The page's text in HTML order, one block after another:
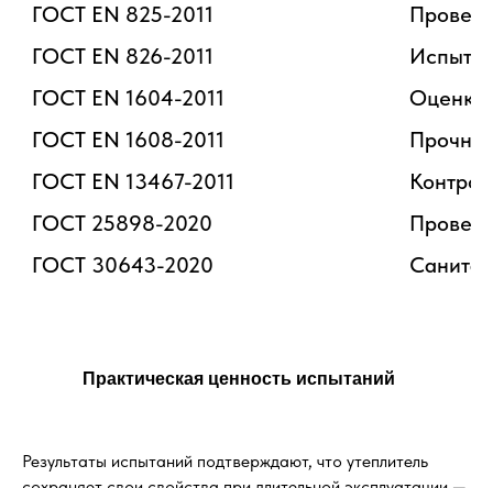
ГОСТ EN 825-2011
ГОСТ EN 826-2011
ГОСТ EN 1604-2011
Оценка
ГОСТ EN 1608-2011
ГОСТ EN 13467-2011
ГОСТ 25898-2020
ГОСТ 30643-2020
Практическая ценность испытаний
Результаты испытаний подтверждают, что утеплитель